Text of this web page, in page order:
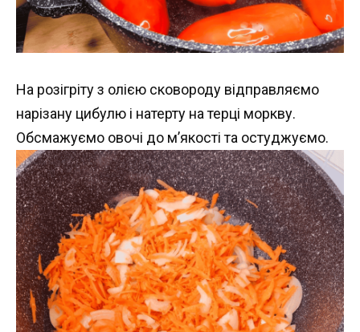
На розігріту з олією сковороду відправляємо
нарізану цибулю і натерту на терці моркву.
Обсмажуємо овочі до м’якості та остуджуємо.